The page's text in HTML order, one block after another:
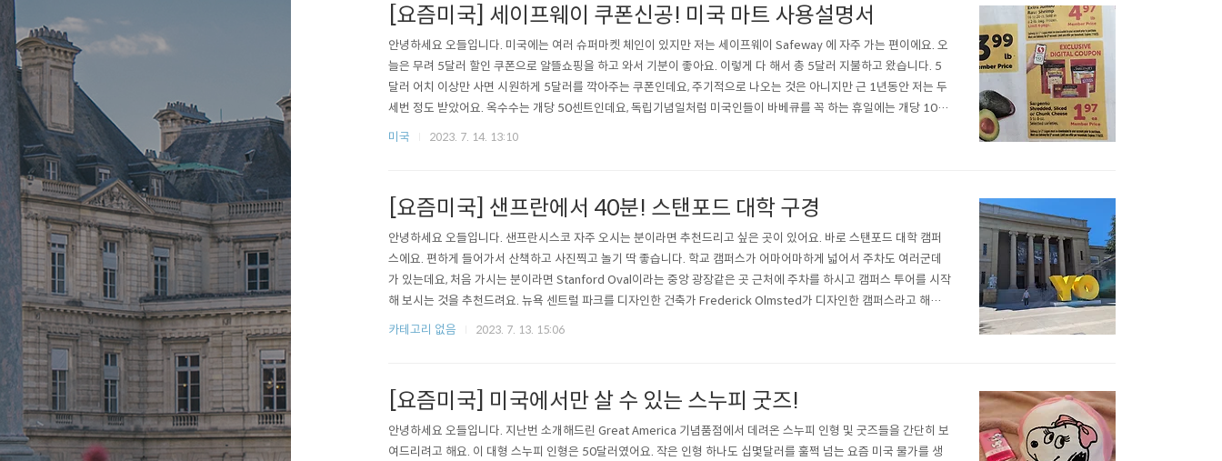
[요즘미국] 세이프웨이 쿠폰신공! 미국 마트 사용설명서
안녕하세요 오들입니다. 미국에는 여러 슈퍼마켓 체인이 있지만 저는 세이프웨이 Safeway 에 자주 가는 편이에요. 오
늘은 무려 5달러 할인 쿠폰으로 알뜰쇼핑을 하고 와서 기분이 좋아요. 이렇게 다 해서 총 5달러 지불하고 왔습니다. 5
달러 어치 이상만 사면 시원하게 5달러를 깍아주는 쿠폰인데요, 주기적으로 나오는 것은 아니지만 근 1년동안 저는 두
세번 정도 받았어요. 옥수수는 개당 50센트인데요, 독립기념일처럼 미국인들이 바베큐를 꼭 하는 휴일에는 개당 10센
트가 되는 미끼상품이지만 너무 품절이 쉽게 되서 구하기가 쉽지 않죠. Bertolli의 파스타 소스는 이미 파격세일 중이라
미국 2023. 7. 14. 13:10
[요즘미국] 샌프란에서 40분! 스탠포드 대학 구경
안녕하세요 오들입니다. 샌프란시스코 자주 오시는 분이라면 추천드리고 싶은 곳이 있어요. 바로 스탠포드 대학 캠퍼
스에요. 편하게 들어가서 산책하고 사진찍고 놀기 딱 좋습니다. 학교 캠퍼스가 어마어마하게 넓어서 주차도 여러군데
가 있는데요, 처음 가시는 분이라면 Stanford Oval이라는 중앙 광장같은 곳 근처에 주차를 하시고 캠퍼스 투어를 시작
해 보시는 것을 추천드려요. 뉴욕 센트럴 파크를 디자인한 건축가 Frederick Olmsted가 디자인한 캠퍼스라고 해요.
충분히 구경할 만한 가치가 있답니다. 건물들이 다 이런 색상에 모양이 조금씩 달라요. 현대적인 건물들도 몇몇 있습니
카테고리 없음 2023. 7. 13. 15:06
[요즘미국] 미국에서만 살 수 있는 스누피 굿즈!
안녕하세요 오들입니다. 지난번 소개해드린 Great America 기념품점에서 데려온 스누피 인형 및 굿즈들을 간단히 보
여드리려고 해요. 이 대형 스누피 인형은 50달러였어요. 작은 인형 하나도 십몇달러를 훌쩍 넘는 요즘 미국 물가를 생